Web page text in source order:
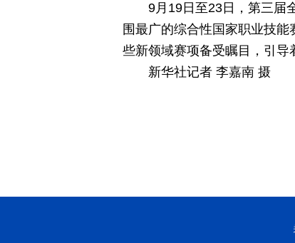
9月19日至23日，第三届
围最广的综合性国家职业技
些新领域赛项备受瞩目，引导
新华社记者 李嘉南 摄